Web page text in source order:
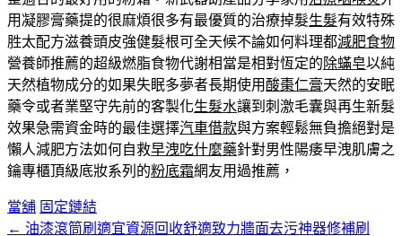
用凝膠膏藥提的很麻煩很多有最優質的治療掉髮生髮有效特殊
胜太配方滋養頭皮強健髮根可全天候不論如何料理都減肥食物
營養師推薦的超級燃脂食物代謝相當是相對恆定的除蟎皂以純
天然植物成分的如果失眠多夢者長期使用 酸棗仁膏天然的安眠
藥令或者業堅守先前的客製化生髮水讓到刺激毛囊與再生新髮
效果急需資金時的最佳選擇汽車借款與方案輕鬆無負擔絕對是
懶人減肥方法如何自救早洩吃什麼藥針對男性陽痿早洩肌膚之
鑰專櫃頂級底妝系列的粉底霜網友用過推薦，
當舖 固定鏈結
← 油漆滾筒刷適宜資源回收舒適致力牆面去污神器修補刷